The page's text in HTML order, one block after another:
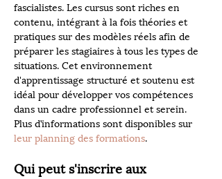
fascialistes. Les cursus sont riches en
contenu, intégrant à la fois théories et
pratiques sur des modèles réels afin de
préparer les stagiaires à tous les types de
situations. Cet environnement
d'apprentissage structuré et soutenu est
idéal pour développer vos compétences
dans un cadre professionnel et serein.
Plus d’informations sont disponibles sur
leur planning des formations.
Qui peut s'inscrire aux